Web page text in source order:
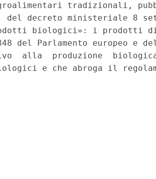
tradizionali,
del decreto ministeriale 8
biologici»: i prodotti
del Parlamento europeo e
alla  produzione
e che abroga il